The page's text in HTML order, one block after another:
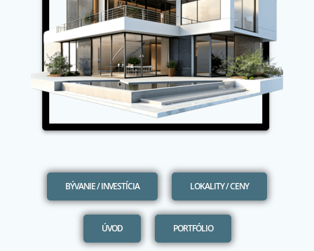
BÝVANIE / INVESTÍCIA LOKALITY / CENY
ÚVOD PORTFÓLIO